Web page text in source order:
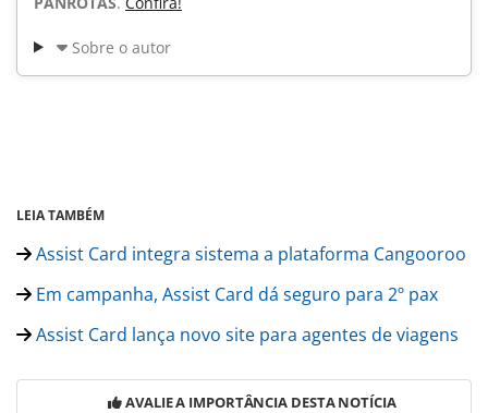
Sobre o autor
LEIA TAMBÉM
Assist Card integra sistema a plataforma Cangooroo
Em campanha, Assist Card dá seguro para 2º pax
Assist Card lança novo site para agentes de viagens
AVALIE A IMPORTÂNCIA DESTA NOTÍCIA